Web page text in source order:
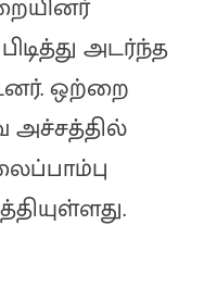
அடர்ந்த
ஒற்றை